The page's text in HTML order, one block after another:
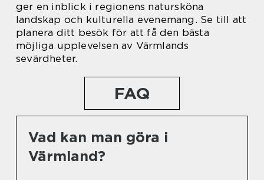
ger en inblick i regionens natursköna
landskap och kulturella evenemang. Se till att
planera ditt besök för att få den bästa
möjliga upplevelsen av Värmlands
sevärdheter.
FAQ
Vad kan man göra i
Värmland?